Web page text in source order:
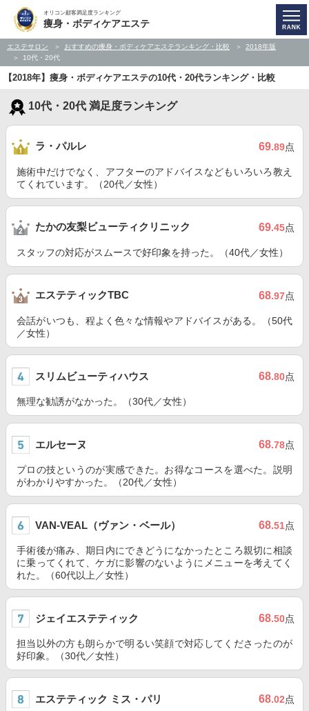
オリコン顧客満足度ランキング
痩身・ボディケアエステ
エステサロン おすすめの痩身・ボディケアエステランキング・比較
2018年版
10代・20代
【2018年】痩身・ボディケアエステの10代・20代ランキング・比較
10代・20代 満足度ランキング
ラ・パルレ 69.89点
施術中だけでなく、アフターのアドバイスなどもいろいろ教え
てくれています。（20代／女性）
たかの友梨ビューティクリニック 69.45点
スタッフの対応がスムースで好印象を持った。（40代／女性）
エステティックTBC 68.97点
会話がいつも、程よく色々な情報やアドバイスがある。（50代
／女性）
スリムビューティハウス 68.80点
無理な勧誘がなかった。（30代／女性）
エルセーヌ 68.78点
プロの技というのが実感できた。お得なコースを選べた。説明
がわかりやすかった。（20代／女性）
VAN-VEAL（ヴァン・ベール） 68.51点
手術後が痛み、期日内にできどうになかったところ親切に相談
に乗ってくれて、ケガに影響のないようにメニューを考えてく
れた。（60代以上／女性）
ジェイエステティック 68.50点
担当以外の方も朗らかで明るい笑顔で対応してくださったのが
好印象。（30代／女性）
エステティック ミス・パリ 68.02点